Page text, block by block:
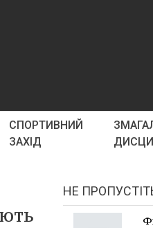
СПОРТИВНИЙ
ЗАХІД
НЕ